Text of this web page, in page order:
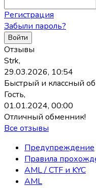
Регистрация
Забыли пароль?
Отзывы
Strk,
29.03.2026, 10:54
Быстрый и классный
Гость,
01.01.2024, 00:00
Отличный обменник!
Все отзывы
Предупреждение
Правила
AML / CTF и KYC
AML